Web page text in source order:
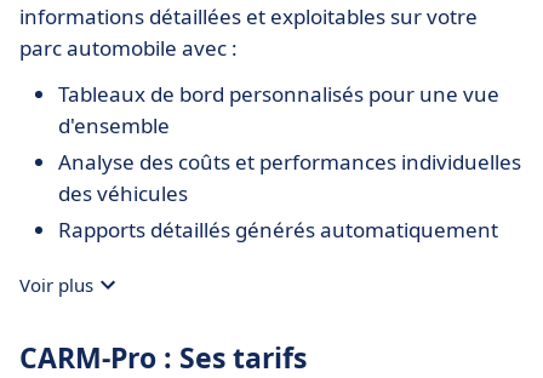
informations détaillées et exploitables sur votre
parc automobile avec :
Tableaux de bord personnalisés pour une vue
d'ensemble
Analyse des coûts et performances individuelles
des véhicules
Rapports détaillés générés automatiquement
Voir plus
CARM-Pro : Ses tarifs